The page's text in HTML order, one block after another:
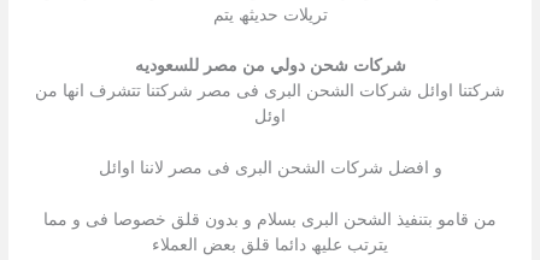
تریلات حدیثھ یتم
شركات شحن دولي من مصر للسعوديه
شركتنا اوائل شركات الشحن البرى فى مصر شركتنا تتشرف انھا من
اوئل
و افضل شركات الشحن البرى فى مصر لاننا اوائل
من قامو بتنفیذ الشحن البرى بسلام و بدون قلق خصوصا فى و مما
یترتب علیھ دائما قلق بعض العملاء